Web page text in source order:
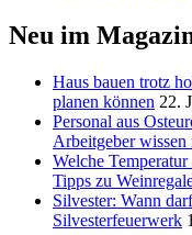
Neu im
Haus bauen trotz
planen können 22.
Personal aus
Arbeitgeber wissen
Welche
Tipps zu
Silvester: Wann
Silvesterfeuerwerk